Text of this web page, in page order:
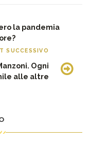
la pandemia
SUCCESSIVO
Ogni
alle altre